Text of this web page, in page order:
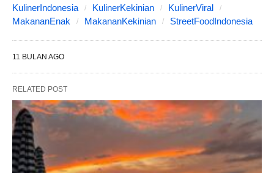
KulinerIndonesia
KulinerKekinian
KulinerViral
MakananEnak
MakananKekinian StreetFoodIndonesia
11 BULAN AGO
RELATED POST